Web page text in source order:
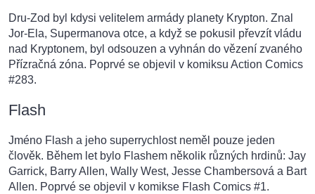
Dru-Zod byl kdysi velitelem armády planety Krypton. Znal
Jor-Ela, Supermanova otce, a když se pokusil převzít vládu
nad Kryptonem, byl odsouzen a vyhnán do vězení zvaného
Přízračná zóna. Poprvé se objevil v komiksu Action Comics
#283.
Flash
Jméno Flash a jeho superrychlost neměl pouze jeden
člověk. Během let bylo Flashem několik různých hrdinů: Jay
Garrick, Barry Allen, Wally West, Jesse Chambersová a Bart
Allen. Poprvé se objevil v komikse Flash Comics #1.